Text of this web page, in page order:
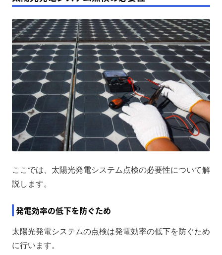
ここでは、太陽光発電システム点検の必要性について解
説します。
発電効率の低下を防ぐため
太陽光発電システムの点検は発電効率の低下を防ぐため
に行います。